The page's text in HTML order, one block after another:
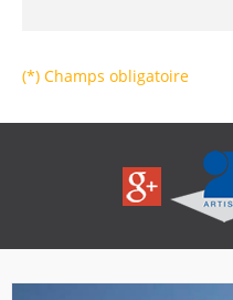
(*) Champs obligatoire